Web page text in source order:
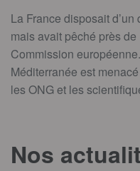
La France disposait
mais avait pêché près
Commission
Méditerranée est
les ONG et les
Nos